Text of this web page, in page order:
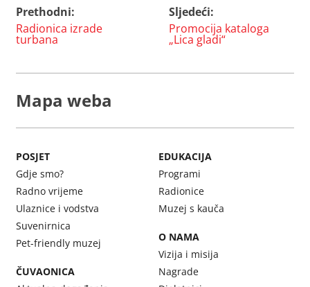
Navigacija
objava
Prethodni:
Radionica izrade
turbana
Sljedeći:
Promocija kataloga
„Lica gladi“
Mapa weba
POSJET
Gdje smo?
Radno vrijeme
Ulaznice i vodstva
Suvenirnica
Pet-friendly muzej
ČUVAONICA
EDUKACIJA
Programi
Radionice
Muzej s kauča
O NAMA
Vizija i misija
Nagrade